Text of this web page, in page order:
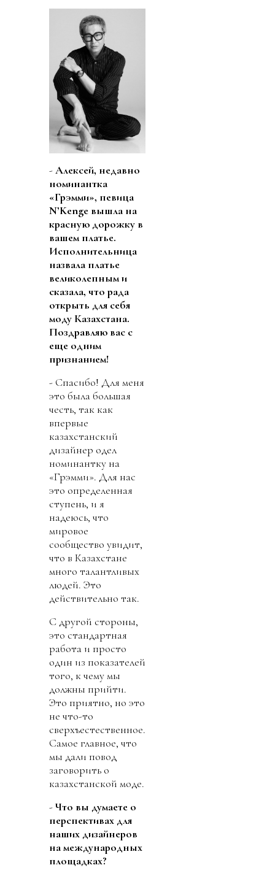
-Алексей, недавно
номинантка
«Грэмми», певица
N’Kenge вышла на
красную дорожку в
вашем платье.
Исполнительница
назвала платье
великолепным и
сказала, что рада
открыть для себя
моду Казахстана.
Поздравляю вас с
еще одним
признанием!
- Спасибо! Для меня
это была большая
честь, так как
впервые
казахстанский
дизайнер одел
номинантку на
«Грэмми». Для нас
это определенная
ступень, и я
надеюсь, что
мировое
сообщество увидит,
что в Казахстане
много талантливых
людей. Это
действительно так.
С другой стороны,
это стандартная
работа и просто
один из показателей
того, к чему мы
должны прийти.
Это приятно, но это
не что-то
сверхъестественное.
Самое главное, что
мы дали повод
заговорить о
казахстанской моде.
-Что вы думаете о
перспективах для
наших дизайнеров
на международных
площадках?